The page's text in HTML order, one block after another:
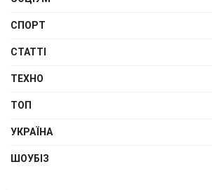
СПОРТ
СТАТТІ
ТЕХНО
ТОП
УКРАЇНА
ШОУБІЗ